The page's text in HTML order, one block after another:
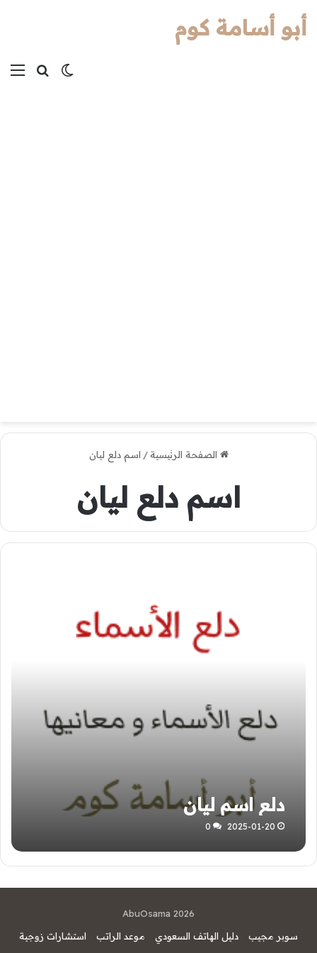
بحثالوضع
أبو أسامة كوم
الصفحة الرئيسية / اسم دلع ليان
اسم دلع ليان
دلع اسم ليان
2025-01-20
0
AbuOsama 2026
سوبر مجيب
دليل الهاتف السعودي موعد الراتب استشارات زوجية